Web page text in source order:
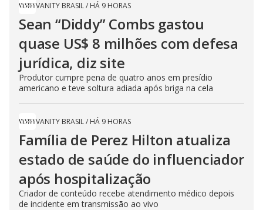
VANITY BRASIL/ HÁ 9 HORAS
Sean “Diddy” Combs gastou
quase US$ 8 milhões com defesa
jurídica, diz site
Produtor cumpre pena de quatro anos em presídio
americano e teve soltura adiada após briga na cela
VANITY BRASIL/ HÁ 9 HORAS
Família de Perez Hilton atualiza
estado de saúde do influenciador
após hospitalização
Criador de conteúdo recebe atendimento médico depois
de incidente em transmissão ao vivo